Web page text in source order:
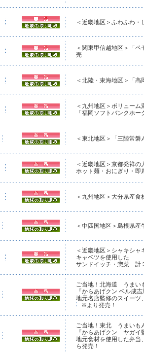
＜近畿地区＞ふわふわ
＜関東甲信越地区＞「
売
＜北陸・東海地区＞「
＜九州地区＞ボリュー
「福岡ソフトバンクホ
＜東北地区＞「三陸常磐
＜近畿地区＞京都発祥
ホット麺・おにぎり・
＜九州地区＞大分県産
＜中四国地区＞島根県
＜近畿地区＞シャキシ
キャベツを使用した
サンドイッチ・惣菜 計
ご当地！北海道 うまい
『からあげクン ベル成
地元名店監修のスイーツ
※ より発売！
ご当地！東北 うまいも
『からあげクン ヤガ
地元食材を使用した弁当
ら発売！